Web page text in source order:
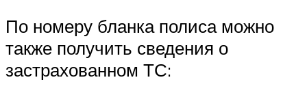
По номеру бланка полиса можно
также получить сведения о
застрахованном ТС: